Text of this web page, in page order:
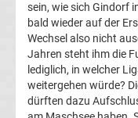
Transfergerüchte
Hertha
BSC
sein, wie sich Gindorf
bald wieder auf der
Wechsel also nicht
Jahren steht ihm die
lediglich, in welcher
weitergehen würde?
dürften dazu